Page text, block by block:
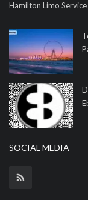
Hamilton Limo
SOCIAL MEDIA